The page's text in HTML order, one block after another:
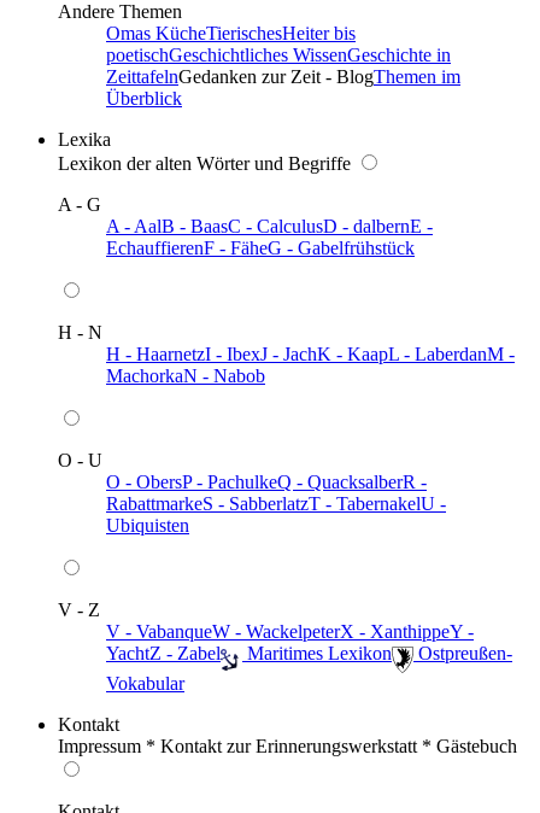
Andere Themen
Omas KücheTierischesHeiter bis
poetischGeschichtliches WissenGeschichte in
ZeittafelnGedanken zur Zeit - BlogThemen im
Überblick
Lexika
Lexikon der alten Wörter und Begriffe
A - G
A - AalB - BaasC - CalculusD - dalbernE -
EchauffierenF - FäheG - Gabelfrühstück
H - N
H - HaarnetzI - IbexJ - JachK - KaapL - LaberdanM -
MachorkaN - Nabob
O - U
O - ObersP - PachulkeQ - QuacksalberR -
RabattmarkeS - SabberlatzT - TabernakelU -
Ubiquisten
V - Z
V - VabanqueW - WackelpeterX - XanthippeY -
YachtZ - Zabel ️ Maritimes Lexikon
️ Ostpreußen-
Vokabular
Kontakt
Impressum * Kontakt zur Erinnerungswerkstatt * Gästebuch